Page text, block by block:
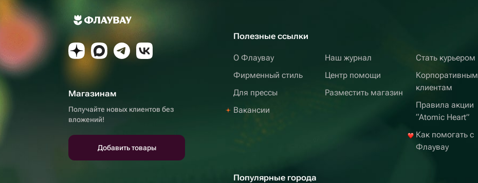
Магазинам
Получайте новых клиентов без
вложений!
Добавить товары
Полезные ссылки
О Флаувау
Фирменный стиль
Для прессы
Вакансии
Наш журнал
Центр помощи
Разместить магазин
Стать курьером
Корпоративным
клиентам
Правила акции
“Atomic Heart”
Как помогать с
Флаувау
Популярные города